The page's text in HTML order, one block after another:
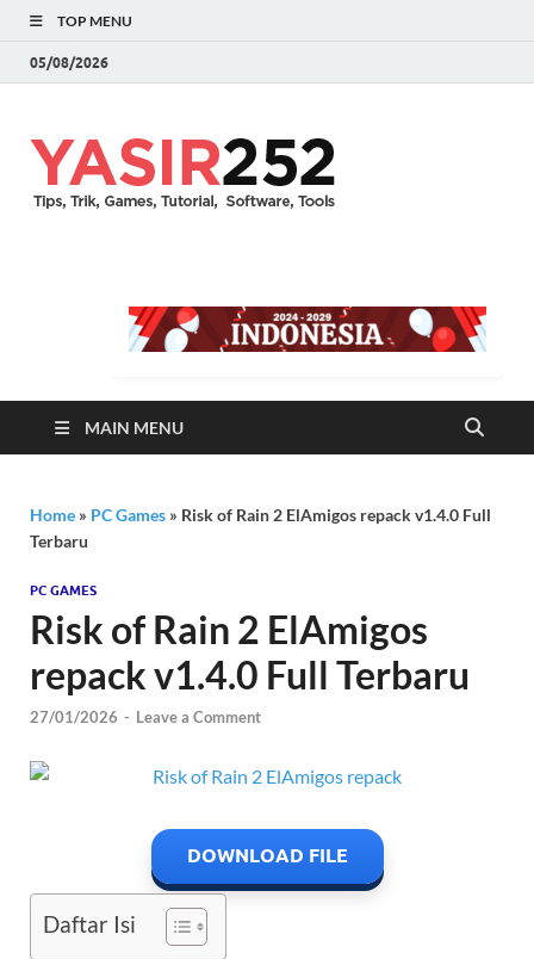
TOP MENU
05/08/2026
MAIN MENU
Home » PC Games » Risk of Rain 2 ElAmigos repack v1.4.0 Full
Terbaru
PC GAMES
Risk of Rain 2 ElAmigos
repack v1.4.0 Full Terbaru
27/01/2026 - Leave a Comment
DOWNLOAD FILE
Daftar Isi